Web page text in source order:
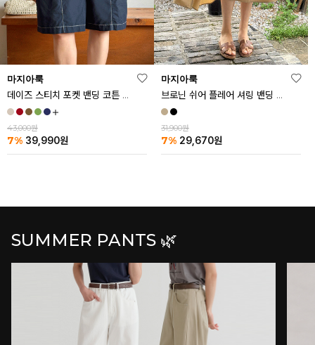
마지아룩
데이즈 스티치 포켓 밴딩 코튼 반바지
43,000원
7% 39,990원
마지아룩
브로닌 쉬어 플레어 셔링 밴딩 스커트
31,900원
7% 29,670원
SUMMER PANTS 🌿